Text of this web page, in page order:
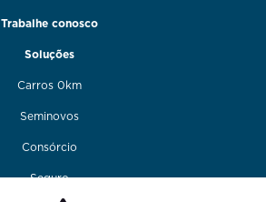
Trabalhe conosco
Soluções
Carros 0km
Seminovos
Consórcio
Seguro